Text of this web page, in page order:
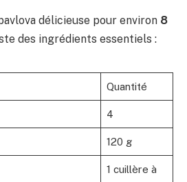
délicieuse pour environ 8
des ingrédients essentiels :
Quantité
4
120 g
1 cuillère à